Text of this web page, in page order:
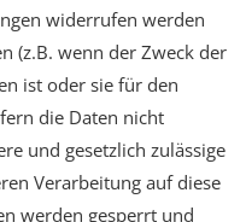
widerrufen werden
(z.B. wenn der Zweck der
ist oder sie für den
die Daten nicht
und gesetzlich zulässige
Verarbeitung auf diese
werden gesperrt und